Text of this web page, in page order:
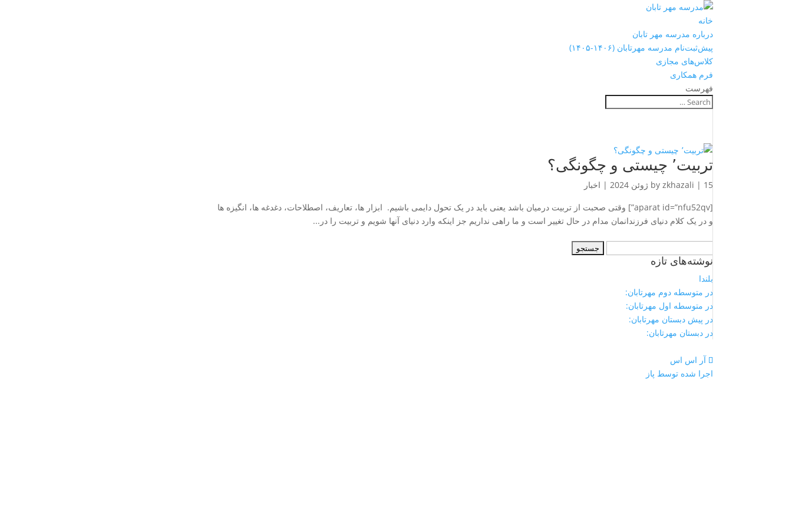
خانه
درباره مدرسه مهر تابان
پیش‌ثبت‌نام مدرسه مهرتابان (۱۴۰۶-۱۴۰۵)
کلاس‌های مجازی
فرم همکاری
فهرست
تربیت٬ چیستی و چگونگی؟
by zkhazali | 15 ژوئن 2024 | اخبار
[aparat id=”nfu52qv”] وقتی صحبت از تربیت در‌‌‌‌‌‌میان باشد یعنی باید در یک تحول دایمی باشیم. ابزار ها، تعاریف، اصطلاحات، دغدغه ها، انگیزه ها
و در‌‌ یک کلام دنیای فرزندانمان مدام در حال تغییر است و ما راهی نداریم جز اینکه وارد دنیای آنها شویم و تربیت را در...
برای:
نوشته‌های تازه
بلندا
در متوسطه دوم مهرتابان:
در متوسطه اول مهرتابان:
در پیش دبستان مهرتابان:
در دبستان مهرتابان:
آر اس اس
اجرا شده توسط پاز